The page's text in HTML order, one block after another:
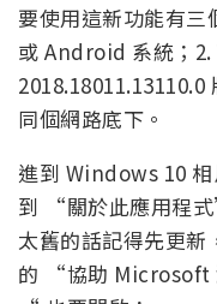
要使用這新功能有三
或 Android 系統；
同個網路底下。
進到 Windows 10
到 “關於此應用程
太舊的話記得先更新
的 “協助 Microsoft